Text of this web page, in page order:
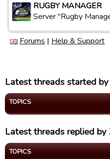
RUGBY MANAGER
Server "Rugby
Forums | Help & Support
Latest threads started
TOPICS
Latest threads replied by
TOPICS